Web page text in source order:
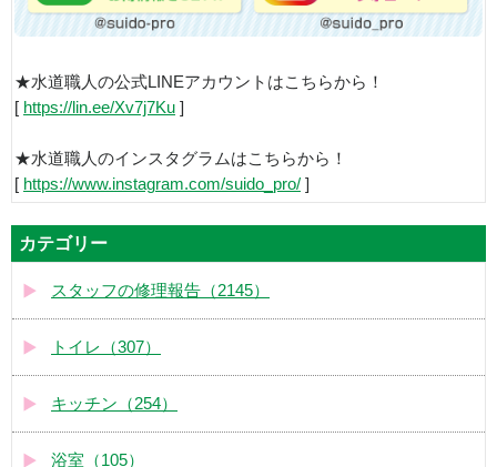
★水道職人の公式LINEアカウントはこちらから！
[ https://lin.ee/Xv7j7Ku ]
★水道職人のインスタグラムはこちらから！
[ https://www.instagram.com/suido_pro/ ]
カテゴリー
スタッフの修理報告（2145）
トイレ（307）
キッチン（254）
浴室（105）